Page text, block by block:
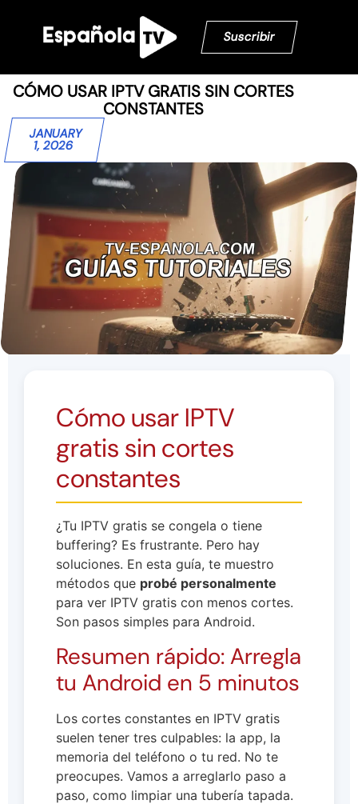
Suscribir
CÓMO USAR IPTV GRATIS SIN CORTES
CONSTANTES
JANUARY
1, 2026
Cómo usar IPTV
gratis sin cortes
constantes
¿Tu IPTV gratis se congela o tiene
buffering? Es frustrante. Pero hay
soluciones. En esta guía, te muestro
métodos que probé personalmente
para ver IPTV gratis con menos cortes.
Son pasos simples para Android.
Resumen rápido: Arregla
tu Android en 5 minutos
Los cortes constantes en IPTV gratis
suelen tener tres culpables: la app, la
memoria del teléfono o tu red. No te
preocupes. Vamos a arreglarlo paso a
paso, como limpiar una tubería tapada.